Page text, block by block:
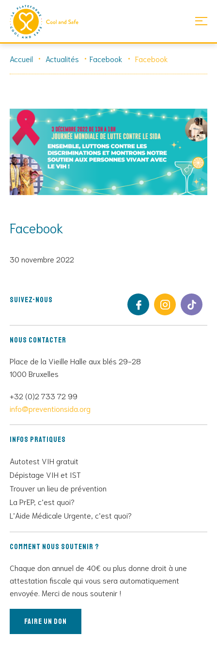
Accueil Actualités Facebook Facebook
Facebook
30 novembre 2022
Suivez-nous
Nous contacter
Place de la Vieille Halle aux blés 29-28
1000 Bruxelles
+32 (0)2 733 72 99
info@preventionsida.org
Infos pratiques
Autotest VIH gratuit
Dépistage VIH et IST
Trouver un lieu de prévention
La PrEP, c’est quoi?
L’Aide Médicale Urgente, c’est quoi?
Comment nous soutenir ?
Chaque don annuel de 40€ ou plus donne droit à une
attestation fiscale qui vous sera automatiquement
envoyée. Merci de nous soutenir !
Faire un don